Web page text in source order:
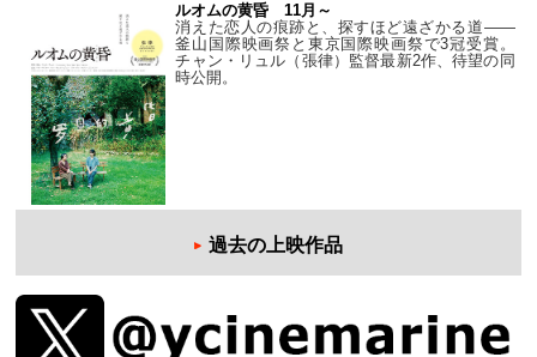
ルオムの黄昏 11月～
消えた恋人の痕跡と、探すほど遠ざかる道——
釜山国際映画祭と東京国際映画祭で3冠受賞。
チャン・リュル（張律）監督最新2作、待望の同
時公開。
過去の上映作品